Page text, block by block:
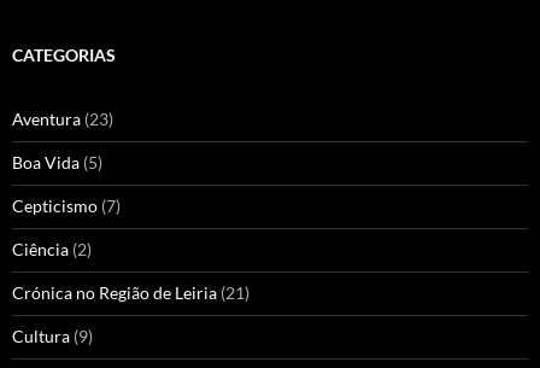
CATEGORIAS
Aventura (23)
Boa Vida (5)
Cepticismo (7)
Ciência (2)
Crónica no Região de Leiria (21)
Cultura (9)